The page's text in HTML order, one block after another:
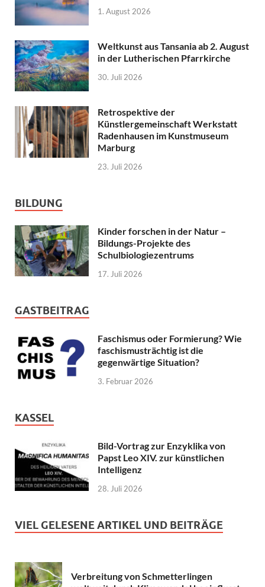
1. August 2026
Weltkunst aus Tansania ab 2. August
in der Lutherischen Pfarrkirche
30. Juli 2026
Retrospektive der
Künstlergemeinschaft Werkstatt
Radenhausen im Kunstmuseum
Marburg
23. Juli 2026
BILDUNG
Kinder forschen in der Natur –
Bildungs-Projekte des
Schulbiologiezentrums
17. Juli 2026
GASTBEITRAG
Faschismus oder Formierung? Wie
faschismusträchtig ist die
gegenwärtige Situation?
3. Februar 2026
KASSEL
Bild-Vortrag zur Enzyklika von
Papst Leo XIV. zur künstlichen
Intelligenz
28. Juli 2026
VIEL GELESENE ARTIKEL UND BEITRÄGE
Verbreitung von Schmetterlingen